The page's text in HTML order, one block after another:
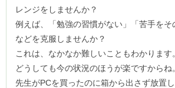
レンジをしませんか？
例えば、「勉強の習慣がない」「苦手をそ
などを克服しませんか？
これは、なかなか難しいこともわかります。
どうしても今の状況のほうが楽ですからね。
先生がPCを買ったのに箱から出さず放置